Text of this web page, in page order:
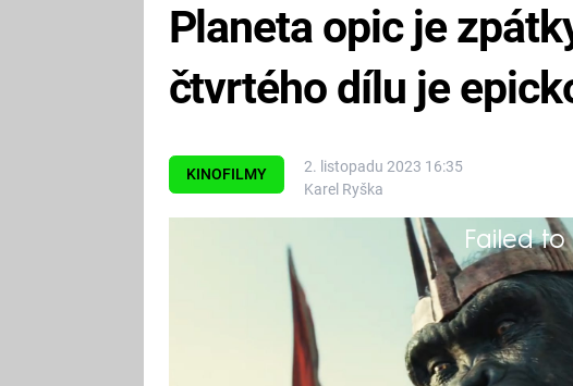
KINOFILMY
2. listopadu 2023 16:35
Karel Ryška
Planeta opic je
čtvrtého dílu je
Failed
Válka o planetu opic uzavřela Caesarův